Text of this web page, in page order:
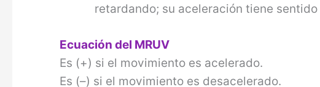
retardando; su ace­leración tiene
Ecuación del MRUV
Es (+) si el movimiento es acelerado.
Es (–) si el movimiento es desacelerado.